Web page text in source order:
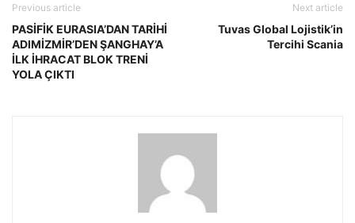
Previous article
PASİFİK EURASIA’DAN TARİHİ
ADIMİZMİR’DEN ŞANGHAY’A
İLK İHRACAT BLOK TRENİ
YOLA ÇIKTI
Next article
Tuvas Global Lojistik’in
Tercihi Scania